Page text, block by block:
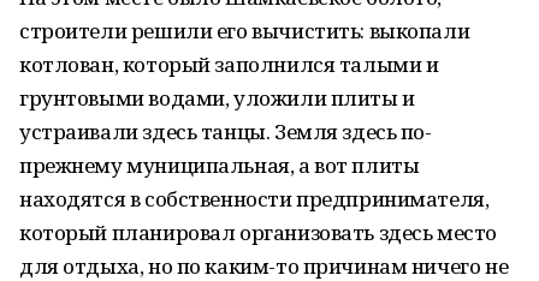
строители решили его вычистить: выкопали
котлован, который заполнился талыми и
грунтовыми водами, уложили плиты и
устраивали здесь танцы. Земля здесь по-
прежнему муниципальная, а вот плиты
находятся в собственности предпринимателя,
который планировал организовать здесь место
для отдыха, но по каким-то причинам ничего не